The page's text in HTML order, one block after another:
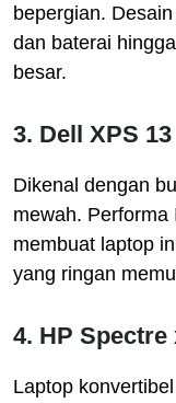
bepergian.
dan baterai
besar.
3. Dell XPS 13
Dikenal dengan
mewah. Performa
membuat laptop
yang ringan
4. HP Spectre
Laptop